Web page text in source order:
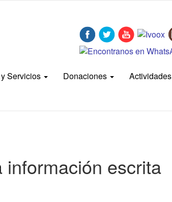
Servicios Donaciones Actividades
escrita